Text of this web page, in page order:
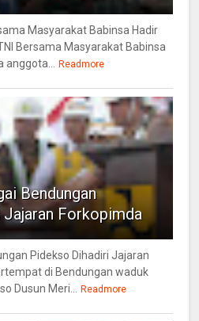
Masyarakat Babinsa Hadir
Bersama Masyarakat Babinsa
anggota... Readmore
Bendungan
Forkopimda
Pidekso Dihadiri Jajaran
di Bendungan waduk
Dusun Meri... Readmore